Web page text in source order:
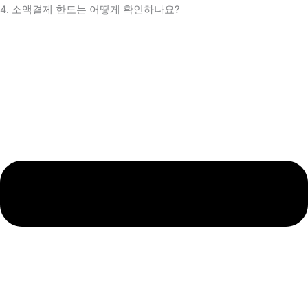
4. 소액결제 한도는 어떻게 확인하나요?